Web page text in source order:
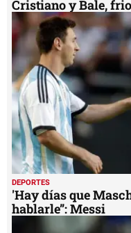
Cristiano y Bale,
DEPORTES
'Hay días que
hablarle”: Messi